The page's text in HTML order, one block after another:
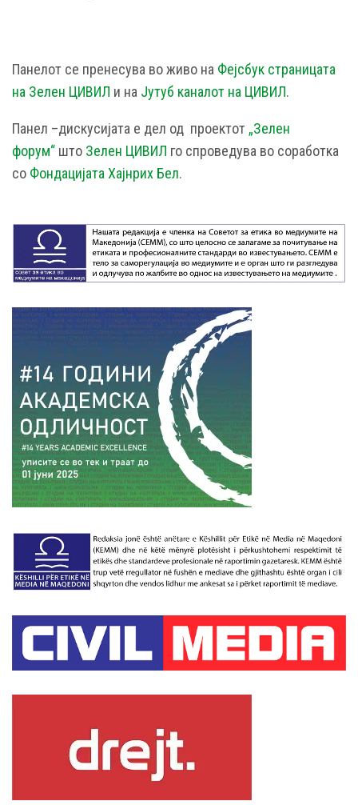
Панелот се пренесува во живо на Фејсбук страницата
на Зелен ЦИВИЛ и на Јутуб каналот на ЦИВИЛ.
Панел –дискусијата е дел од проектот „Зелен
форум“ што Зелен ЦИВИЛ го спроведува во соработка
со Фондацијата Хајнрих Бел.